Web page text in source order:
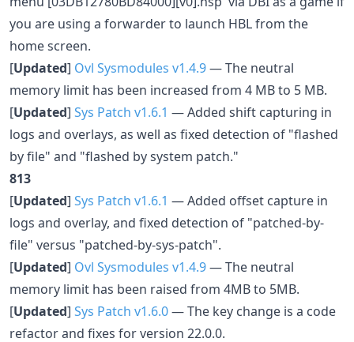
you are using a forwarder to launch HBL from the
home screen.
[Updated] Ovl Sysmodules v1.4.9— The neutral
memory limit has been increased from 4 MB to 5 MB.
[Updated] Sys Patch v1.6.1 — Added shift capturing in
logs and overlays, as well as fixed detection of "flashed
by file" and "flashed by system patch."
813
[Updated] Sys Patch v1.6.1 — Added offset capture in
logs and overlay, and fixed detection of "patched-by-
file" versus "patched-by-sys-patch".
[Updated] Ovl Sysmodules v1.4.9— The neutral
memory limit has been raised from 4MB to 5MB.
[Updated] Sys Patch v1.6.0— The key change is a code
refactor and fixes for version 22.0.0.